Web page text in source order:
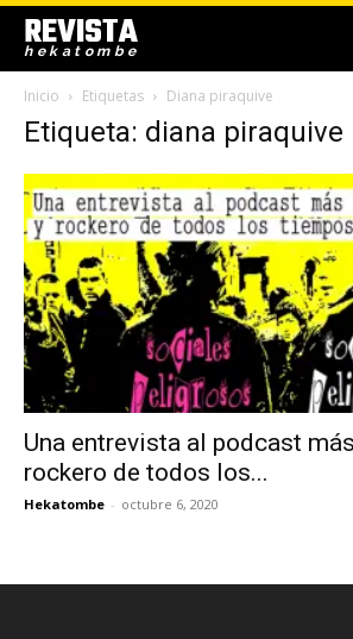
REVISTA
hekatombe
Inicio Etiquetas Diana piraquive
Etiqueta: diana piraquive
Una entrevista al podcast
rockero de todos los...
Hekatombe - octubre 6, 2020